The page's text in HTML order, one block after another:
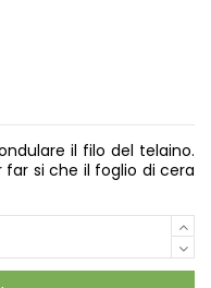
il filo del telaino.
far si che il foglio di cera